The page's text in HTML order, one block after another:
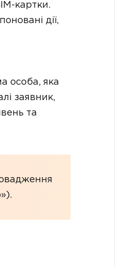
картки.
дії,
особа, яка
заявник,
та